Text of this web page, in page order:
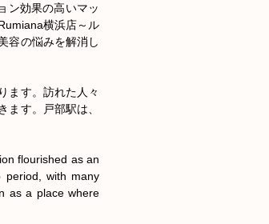
ン効果の高いマッ
横浜店～ル
容の悩みを解消し
ます。訪れた人々
す。戸部駅は、
flourished as an
period, with many
as a place where